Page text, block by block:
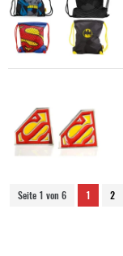
Seite 1 von 6 1 2